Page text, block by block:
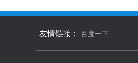
友情链接： 百度一下